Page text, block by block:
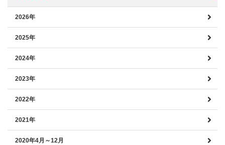
2026年
2025年
2024年
2023年
2022年
2021年
2020年4月～12月